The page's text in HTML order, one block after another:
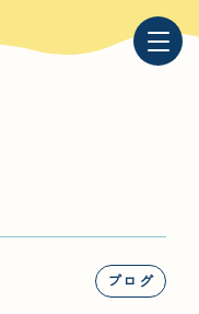
ブログ